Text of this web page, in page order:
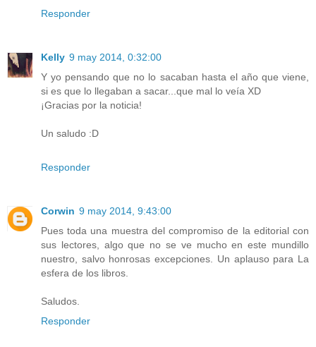
Responder
Kelly 9 may 2014, 0:32:00
Y yo pensando que no lo sacaban hasta el año que viene,
si es que lo llegaban a sacar...que mal lo veía XD
¡Gracias por la noticia!
Un saludo :D
Responder
Corwin 9 may 2014, 9:43:00
Pues toda una muestra del compromiso de la editorial con
sus lectores, algo que no se ve mucho en este mundillo
nuestro, salvo honrosas excepciones. Un aplauso para La
esfera de los libros.
Saludos.
Responder